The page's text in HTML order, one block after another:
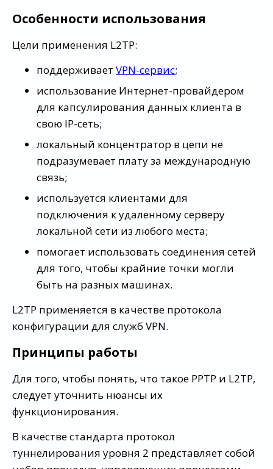
Особенности использования
Цели применения L2TP:
поддерживает VPN-сервис;
использование Интернет-провайдером
для капсулирования данных клиента в
свою IP-сеть;
локальный концентратор в цепи не
подразумевает плату за международную
связь;
используется клиентами для
подключения к удаленному серверу
локальной сети из любого места;
помогает использовать соединения сетей
для того, чтобы крайние точки могли
быть на разных машинах.
L2TP применяется в качестве протокола
конфигурации для служб VPN.
Принципы работы
Для того, чтобы понять, что такое PPTP и L2TP,
следует уточнить нюансы их
функционирования.
В качестве стандарта протокол
туннелирования уровня 2 представляет собой